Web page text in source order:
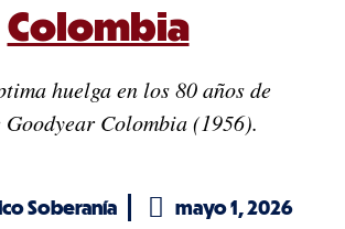
Colombia
huelga en los 80 años de
Colombia (1956).
Soberanía mayo 1, 2026